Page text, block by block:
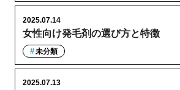
女性向け発毛剤の選び方と特徴
2025.07.14
未分類
2025.07.13